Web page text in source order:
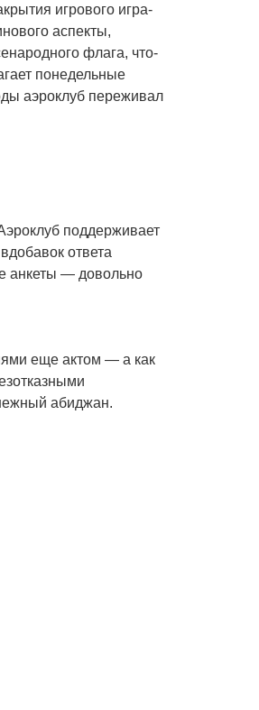
игрового игра-
аспекты,
флага, что-
понедельные
аэроклуб переживал
поддерживает
ответа
анкеты — довольно
еще актом — а как
абиджан.